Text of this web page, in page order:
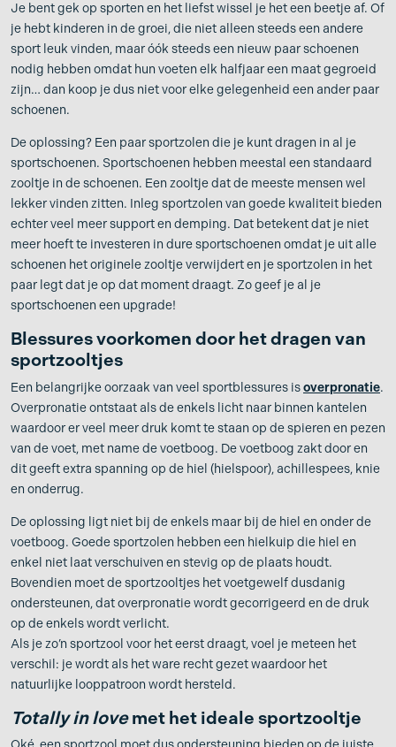
Je bent gek op sporten en het liefst wissel je het een beetje af. Of
je hebt kinderen in de groei, die niet alleen steeds een andere
sport leuk vinden, maar óók steeds een nieuw paar schoenen
nodig hebben omdat hun voeten elk halfjaar een maat gegroeid
zijn… dan koop je dus niet voor elke gelegenheid een ander paar
schoenen.
De oplossing? Een paar sportzolen die je kunt dragen in al je
sportschoenen. Sportschoenen hebben meestal een standaard
zooltje in de schoenen. Een zooltje dat de meeste mensen wel
lekker vinden zitten. Inleg sportzolen van goede kwaliteit bieden
echter veel meer support en demping. Dat betekent dat je niet
meer hoeft te investeren in dure sportschoenen omdat je uit alle
schoenen het originele zooltje verwijdert en je sportzolen in het
paar legt dat je op dat moment draagt. Zo geef je al je
sportschoenen een upgrade!
Blessures voorkomen door het dragen van
sportzooltjes
Een belangrijke oorzaak van veel sportblessures isoverpronatie.
Overpronatie ontstaat als de enkels licht naar binnen kantelen
waardoor er veel meer druk komt te staan op de spieren en pezen
van de voet, met name de voetboog. De voetboog zakt door en
dit geeft extra spanning op de hiel (hielspoor), achillespees, knie
en onderrug.
De oplossing ligt niet bij de enkels maar bij de hiel en onder de
voetboog. Goede sportzolen hebben een hielkuip die hiel en
enkel niet laat verschuiven en stevig op de plaats houdt.
Bovendien moet de sportzooltjes het voetgewelf dusdanig
ondersteunen, dat overpronatie wordt gecorrigeerd en de druk
op de enkels wordt verlicht.
Als je zo’n sportzool voor het eerst draagt, voel je meteen het
verschil: je wordt als het ware recht gezet waardoor het
natuurlijke looppatroon wordt hersteld.
Totally in lovemet het ideale sportzooltje